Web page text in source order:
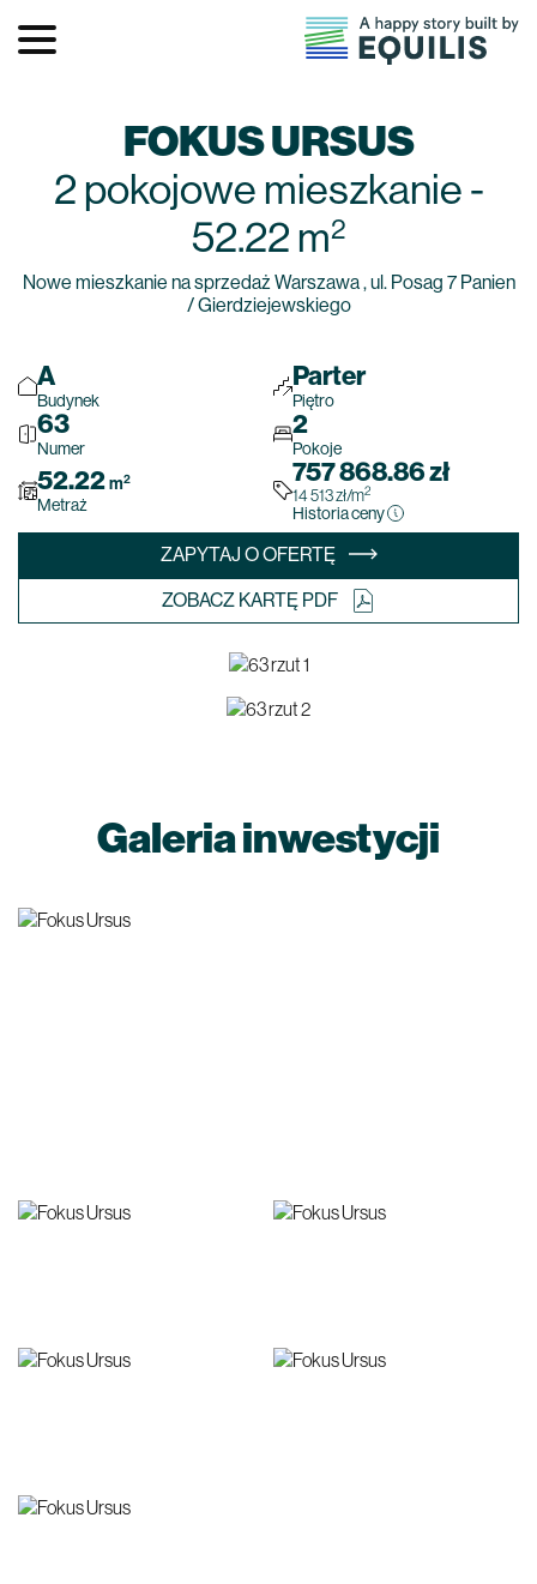
FOKUS URSUS
2 pokojowe mieszkanie -
52.22 m2
Nowe mieszkanie na sprzedaż Warszawa , ul. Posag 7 Panien
/ Gierdziejewskiego
Budynek
A
Piętro
Parter
Numer
63
Pokoje
2
Metraż
52.22m2
Historia ceny
757 868.86zł
14 513zł/m2
ZAPYTAJ O OFERTĘ
ZOBACZ KARTĘ PDF
Galeria inwestycji